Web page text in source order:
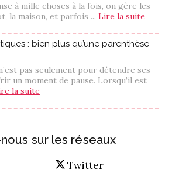
à mille choses à la fois, on gère les
la maison, et parfois ... Lire la suite
: bien plus qu’une parenthèse
pas seulement pour détendre ses
un moment de pause. Lorsqu’il est
la suite
sur les réseaux
Twitter